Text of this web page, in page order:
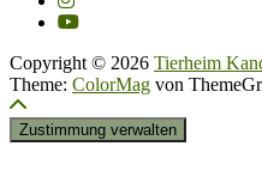
Copyright © 2026 Tierheim
Theme: ColorMag von
Zustimmung verwalten